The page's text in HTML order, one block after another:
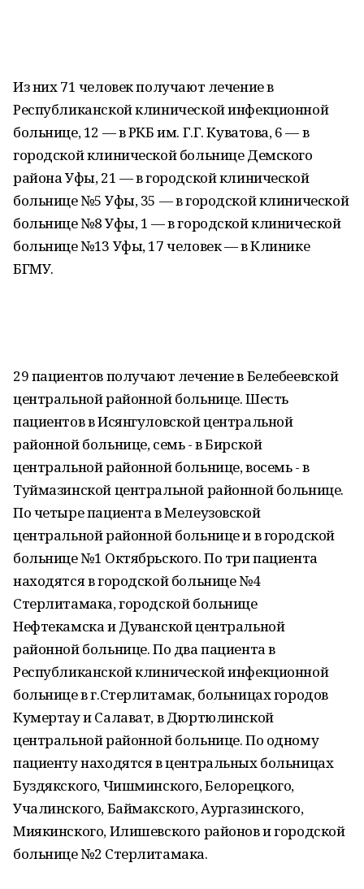
Из них 71 человек получают лечение в
Республиканской клинической инфекционной
больнице, 12 — в РКБ им. Г.Г. Куватова, 6 — в
городской клинической больнице Демского
района Уфы, 21 — в городской клинической
больнице №5 Уфы, 35 — в городской клинической
больнице №8 Уфы, 1 — в городской клинической
больнице №13 Уфы, 17 человек — в Клинике
БГМУ.
29 пациентов получают лечение в Белебеевской
центральной районной больнице. Шесть
пациентов в Исянгуловской центральной
районной больнице, семь - в Бирской
центральной районной больнице, восемь - в
Туймазинской центральной районной больнице.
По четыре пациента в Мелеузовской
центральной районной больнице и в городской
больнице №1 Октябрьского. По три пациента
находятся в городской больнице №4
Стерлитамака, городской больнице
Нефтекамска и Дуванской центральной
районной больнице. По два пациента в
Республиканской клинической инфекционной
больнице в г.Стерлитамак, больницах городов
Кумертау и Салават, в Дюртюлинской
центральной районной больнице. По одному
пациенту находятся в центральных больницах
Буздякского, Чишминского, Белорецкого,
Учалинского, Баймакского, Аургазинского,
Миякинского, Илишевского районов и городской
больнице №2 Стерлитамака.